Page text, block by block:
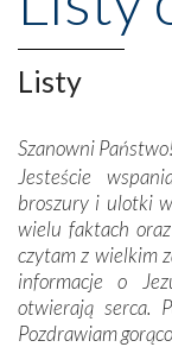
niepodległość
misterna
wspaniałe
budowniczych.
Podążyliśmy
dos Santos
Modliliśmy się
Krzyżową w
domy, w których
Listy
Szanowni Państwo!
Jesteście
broszury i ulotki
wielu faktach
czytam z wielkim
informacje o
otwierają serca.
Pozdrawiam